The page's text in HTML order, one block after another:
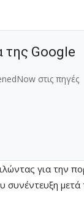
της Google
στις πηγές
για την
συνέντευξη μετά